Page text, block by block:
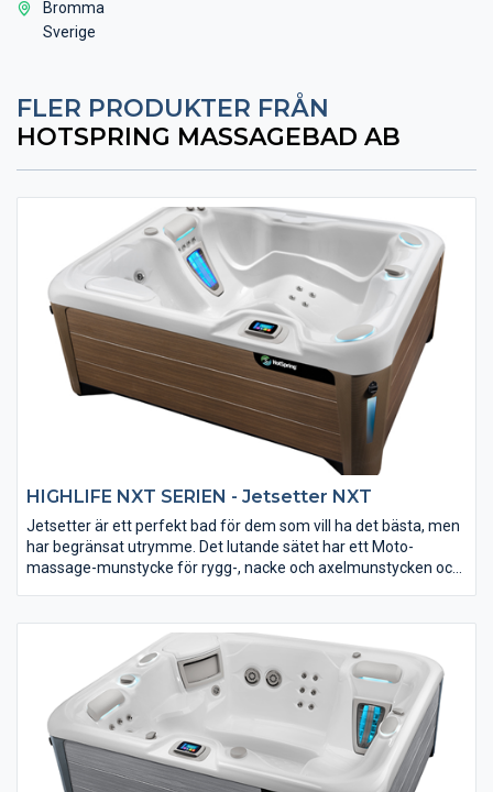
Bromma
Sverige
FLER PRODUKTER FRÅN
HOTSPRING MASSAGEBAD AB
HIGHLIFE NXT SERIEN - Jetsetter NXT
Jetsetter är ett perfekt bad för dem som vill ha det bästa, men
har begränsat utrymme. Det lutande sätet har ett Moto-
massage-munstycke för rygg-, nacke och axelmunstycken och
resten av HotSpring-serien. Utvändig design av BMW Design
Group med fascinerande belysning. HotSpring NXT är enligt vår
uppfattning det bästa badet på den norska marknaden.